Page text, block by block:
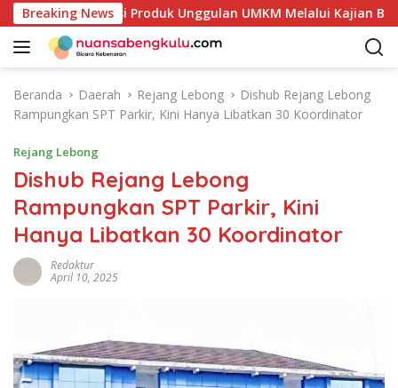
a
Breaking News
Potensi Produk Unggulan UMKM Melalui Kajian Bank
Beranda Daerah Rejang Lebong
Dishub Rejang Lebong
Rampungkan SPT Parkir, Kini Hanya Libatkan 30 Koordinator
Rejang Lebong
Dishub Rejang Lebong
Rampungkan SPT Parkir, Kini
Hanya Libatkan 30 Koordinator
Redaktur
April 10, 2025